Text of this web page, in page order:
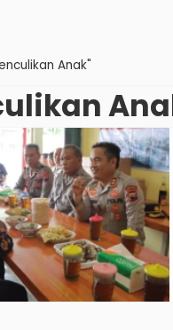
Anak"